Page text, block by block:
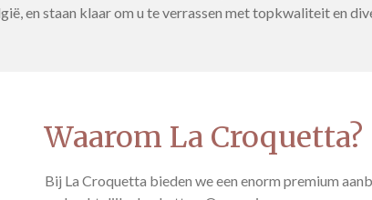
en staan klaar om u te verrassen met topkwaliteit en
Waarom La Croquetta?
Bij La Croquetta bieden we een enorm premium